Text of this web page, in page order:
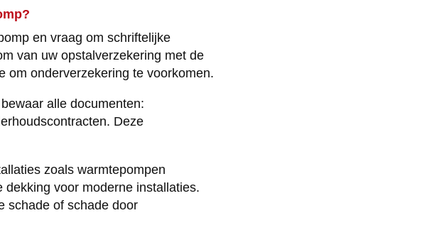
en vraag om schriftelijke
van uw opstalverzekering met de
om onderverzekering te voorkomen.
alle documenten:
Deze
zoals warmtepompen
voor moderne installaties.
schade of schade door